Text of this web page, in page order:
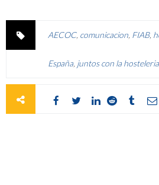
AECOC, comunicacion FIAB,
España juntos con la hosteleria